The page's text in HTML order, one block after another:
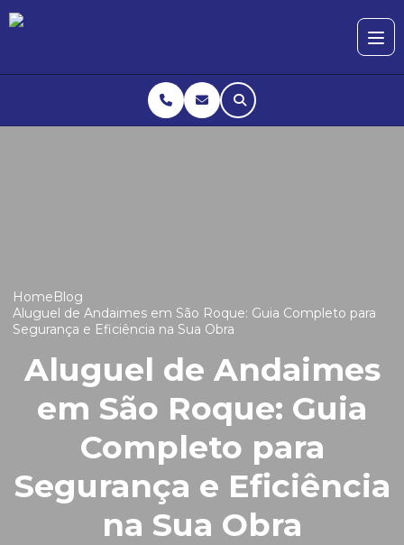
HomeBlog
Aluguel de Andaimes em São Roque: Guia Completo para
Segurança e Eficiência na Sua Obra
Aluguel de Andaimes
em São Roque: Guia
Completo para
Segurança e Eficiência
na Sua Obra